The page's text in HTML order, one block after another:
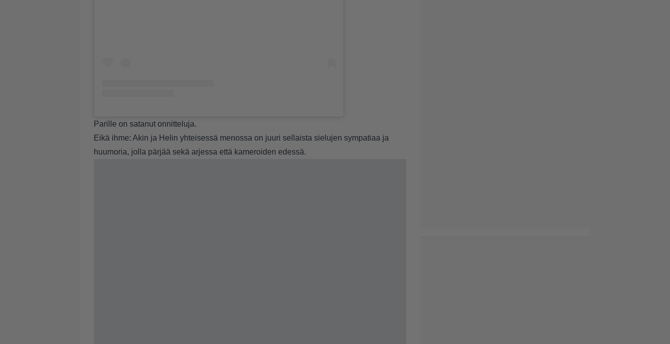
Parille on satanut onnitteluja.
Eikä ihme: Akin ja Helin yhteisessä menossa on juuri sellaista sielujen sympatiaa ja
huumoria, jolla pärjää sekä arjessa että kameroiden edessä.